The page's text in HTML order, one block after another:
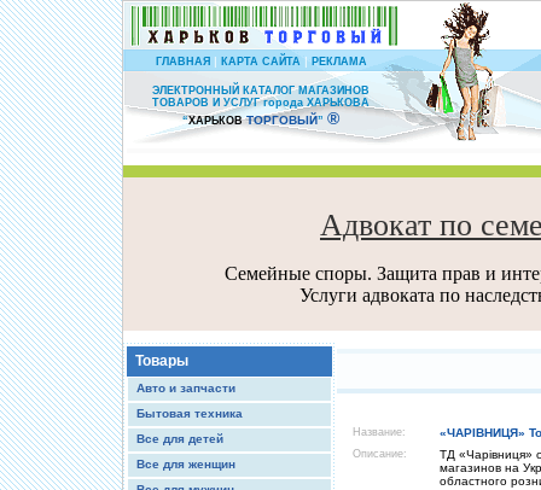
ГЛАВНАЯ| КАРТА САЙТА | РЕКЛАМА
ЭЛЕКТРОННЫЙ КАТАЛОГ МАГАЗИНОВ
ТОВАРОВ И УСЛУГ города ХАРЬКОВА
“ХАРЬКОВ ТОРГОВЫЙ” ®
Адвокат по
Семейные споры. Защита прав и
Услуги адвоката по
Товары
Авто и запчасти
Бытовая техника
Все для детей
Все для женщин
Название: «ЧАРІВНИЦЯ»
Описание:
ТД «Чарівниця»
магазинов на
областного